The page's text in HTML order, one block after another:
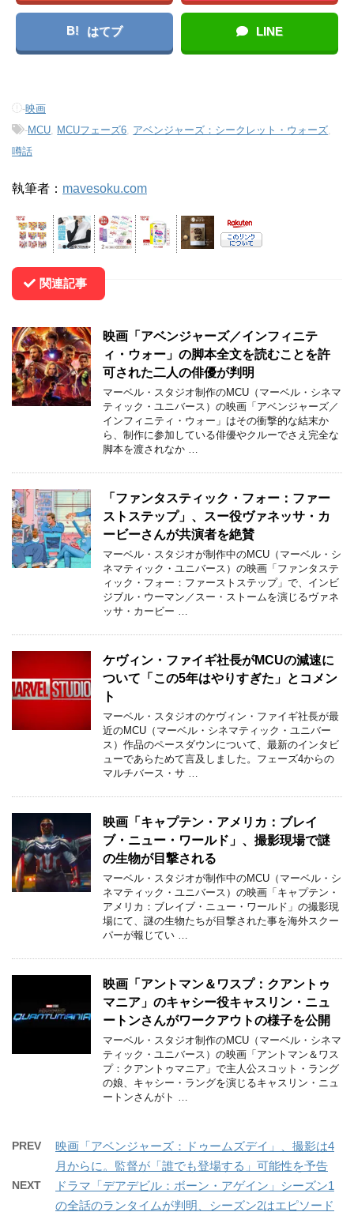
B! はてブ LINE
-映画
-MCU MCUフェーズ6 アベンジャーズ：シークレット・ウォーズ
噂話
執筆者： mavesoku.com
関連記事
映画「アベンジャーズ／インフィニテ
ィ・ウォー」の脚本全文を読むことを許
可された二人の俳優が判明
マーベル・スタジオ制作のMCU（マーベル・シネマ
ティック・ユニバース）の映画「アベンジャーズ／
インフィニティ・ウォー」はその衝撃的な結末か
ら、制作に参加している俳優やクルーでさえ完全な
脚本を渡されなか …
「ファンタスティック・フォー：ファー
ストステップ」、スー役ヴァネッサ・カ
ービーさんが共演者を絶賛
マーベル・スタジオが制作中のMCU（マーベル・シ
ネマティック・ユニバース）の映画「ファンタステ
ィック・フォー：ファーストステップ」で、インビ
ジブル・ウーマン／スー・ストームを演じるヴァネ
ッサ・カービー …
ケヴィン・ファイギ社長がMCUの減速に
ついて「この5年はやりすぎた」とコメン
ト
マーベル・スタジオのケヴィン・ファイギ社長が最
近のMCU（マーベル・シネマティック・ユニバー
ス）作品のペースダウンについて、最新のインタビ
ューであらためて言及しました。フェーズ4からの
マルチバース・サ …
映画「キャプテン・アメリカ：ブレイ
ブ・ニュー・ワールド」、撮影現場で謎
の生物が目撃される
マーベル・スタジオが制作中のMCU（マーベル・シ
ネマティック・ユニバース）の映画「キャプテン・
アメリカ：ブレイブ・ニュー・ワールド」の撮影現
場にて、謎の生物たちが目撃された事を海外スクー
パーが報じてい …
映画「アントマン＆ワスプ：クアントゥ
マニア」のキャシー役キャスリン・ニュ
ートンさんがワークアウトの様子を公開
マーベル・スタジオ制作のMCU（マーベル・シネマ
ティック・ユニバース）の映画「アントマン＆ワス
プ：クアントゥマニア」で主人公スコット・ラング
の娘、キャシー・ラングを演じるキャスリン・ニュ
ートンさんがト …
PREV
映画「アベンジャーズ：ドゥームズデイ」、撮影は4
月からに。監督が「誰でも登場する」可能性を予告
NEXT
ドラマ「デアデビル：ボーン・アゲイン」シーズン1
の全話のランタイムが判明、シーズン2はエピソード